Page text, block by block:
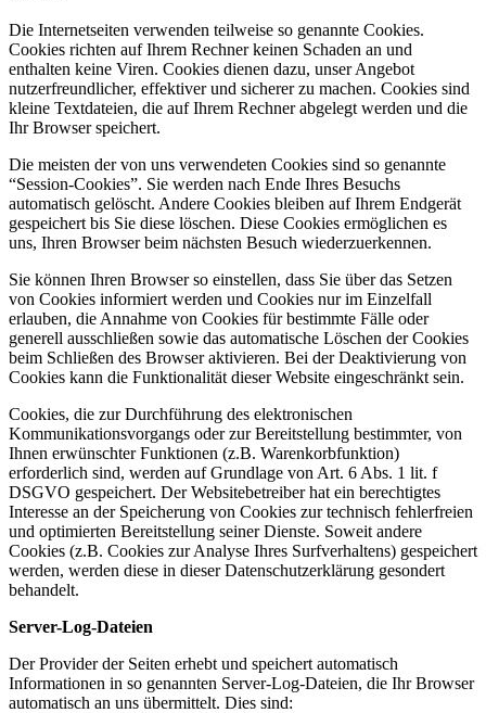
Die Internetseiten verwenden teilweise so genannte Cookies.
Cookies richten auf Ihrem Rechner keinen Schaden an und
enthalten keine Viren. Cookies dienen dazu, unser Angebot
nutzerfreundlicher, effektiver und sicherer zu machen. Cookies sind
kleine Textdateien, die auf Ihrem Rechner abgelegt werden und die
Ihr Browser speichert.
Die meisten der von uns verwendeten Cookies sind so genannte
“Session-Cookies”. Sie werden nach Ende Ihres Besuchs
automatisch gelöscht. Andere Cookies bleiben auf Ihrem Endgerät
gespeichert bis Sie diese löschen. Diese Cookies ermöglichen es
uns, Ihren Browser beim nächsten Besuch wiederzuerkennen.
Sie können Ihren Browser so einstellen, dass Sie über das Setzen
von Cookies informiert werden und Cookies nur im Einzelfall
erlauben, die Annahme von Cookies für bestimmte Fälle oder
generell ausschließen sowie das automatische Löschen der Cookies
beim Schließen des Browser aktivieren. Bei der Deaktivierung von
Cookies kann die Funktionalität dieser Website eingeschränkt sein.
Cookies, die zur Durchführung des elektronischen
Kommunikationsvorgangs oder zur Bereitstellung bestimmter, von
Ihnen erwünschter Funktionen (z.B. Warenkorbfunktion)
erforderlich sind, werden auf Grundlage von Art. 6 Abs. 1 lit. f
DSGVO gespeichert. Der Websitebetreiber hat ein berechtigtes
Interesse an der Speicherung von Cookies zur technisch fehlerfreien
und optimierten Bereitstellung seiner Dienste. Soweit andere
Cookies (z.B. Cookies zur Analyse Ihres Surfverhaltens) gespeichert
werden, werden diese in dieser Datenschutzerklärung gesondert
behandelt.
Server-Log-Dateien
Der Provider der Seiten erhebt und speichert automatisch
Informationen in so genannten Server-Log-Dateien, die Ihr Browser
automatisch an uns übermittelt. Dies sind: